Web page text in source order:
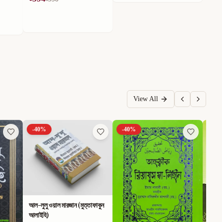
View All
-40%
আল-লুলু ওয়াল মারজান (মুত্তাফাকুন
আলাইহি)
-40%